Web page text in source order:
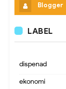
Blogger
LABEL
dispenad
ekonomi